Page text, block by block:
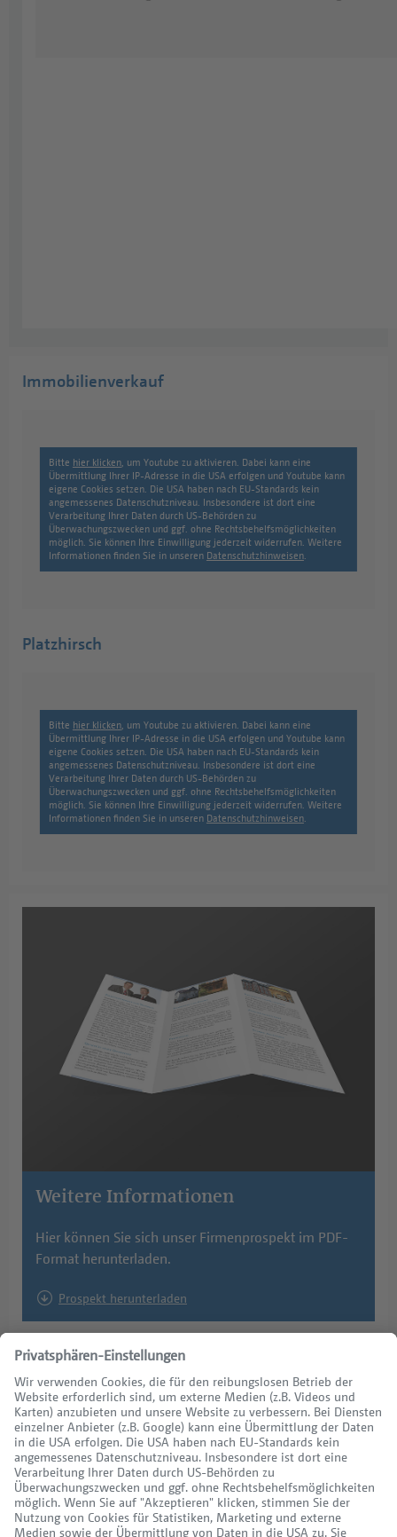
Immobilienverkauf
Bitte hier klicken, um Youtube zu aktivieren. Dabei kann eine
Übermittlung Ihrer IP-Adresse in die USA erfolgen und Youtube kann
eigene Cookies setzen. Die USA haben nach EU-Standards kein
angemessenes Datenschutzniveau. Insbesondere ist dort eine
Verarbeitung Ihrer Daten durch US-Behörden zu
Überwachungszwecken und ggf. ohne Rechtsbehelfsmöglichkeiten
möglich. Sie können Ihre Einwilligung jederzeit widerrufen. Weitere
Informationen finden Sie in unseren Datenschutzhinweisen.
Platzhirsch
Bitte hier klicken, um Youtube zu aktivieren. Dabei kann eine
Übermittlung Ihrer IP-Adresse in die USA erfolgen und Youtube kann
eigene Cookies setzen. Die USA haben nach EU-Standards kein
angemessenes Datenschutzniveau. Insbesondere ist dort eine
Verarbeitung Ihrer Daten durch US-Behörden zu
Überwachungszwecken und ggf. ohne Rechtsbehelfsmöglichkeiten
möglich. Sie können Ihre Einwilligung jederzeit widerrufen. Weitere
Informationen finden Sie in unseren Datenschutzhinweisen.
Weitere Informationen
Hier können Sie sich unser Firmenprospekt im PDF-
Format herunterladen.
Prospekt herunterladen
Kontakt